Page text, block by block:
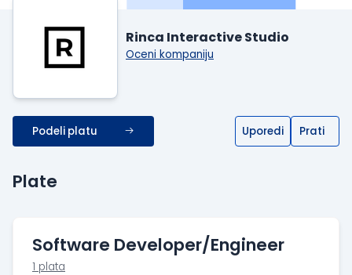
Rinca Interactive Studio
Oceni kompaniju
Podeli platu Uporedi Prati
Plate
Software Developer/Engineer
1 plata